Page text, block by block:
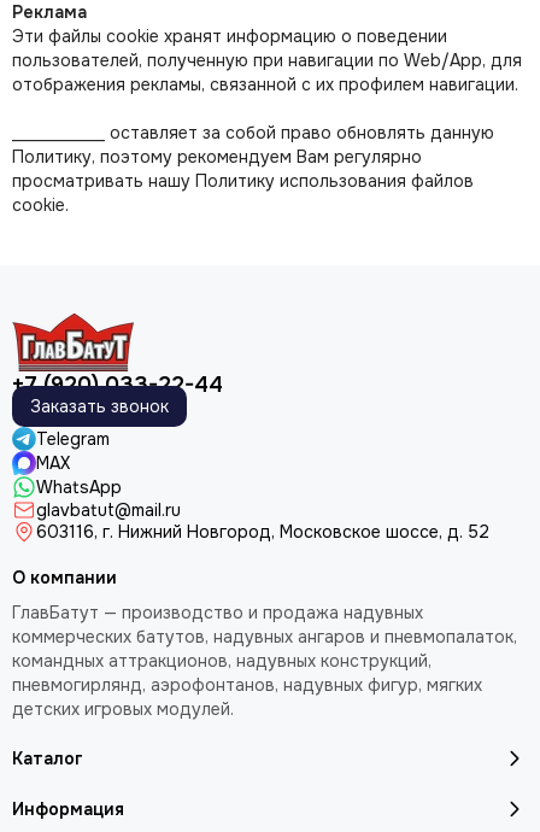
Реклама
Эти файлы cookie хранят информацию о поведении
пользователей, полученную при навигации по Web/App, для
отображения рекламы, связанной с их профилем навигации.
___________ оставляет за собой право обновлять данную
Политику, поэтому рекомендуем Вам регулярно
просматривать нашу Политику использования файлов
cookie.
+7 (920) 033-22-44
Заказать звонок
Telegram
MAX
WhatsApp
glavbatut@mail.ru
603116, г. Нижний Новгород, Московское шоссе, д. 52
Каталог
Информация
О компании
ГлавБатут — производство и продажа надувных
коммерческих батутов, надувных ангаров и пневмопалаток,
командных аттракционов, надувных конструкций,
пневмогирлянд, аэрофонтанов, надувных фигур, мягких
детских игровых модулей.